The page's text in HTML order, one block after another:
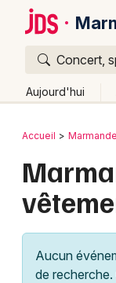
Concert,
Aujourd'hui
Publier un
Grands
Activité &
Bordeaux
Colmar
Lille
Lyon
Retour
Accueil Marmande
Aucun
de
Quoi ?
Où ?
Aquitaine
Quand ?
Aujourd'hui